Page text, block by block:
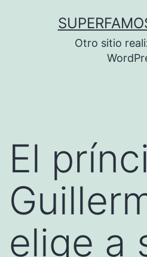
Otro sitio
El
elige a